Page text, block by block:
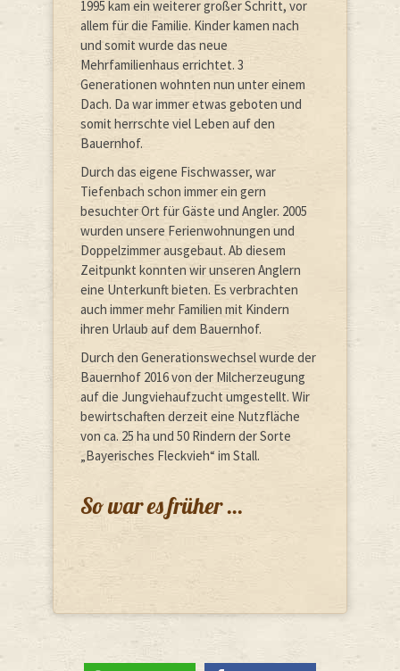
1995 kam ein weiterer großer Schritt, vor
allem für die Familie. Kinder kamen nach
und somit wurde das neue
Mehrfamilienhaus errichtet. 3
Generationen wohnten nun unter einem
Dach. Da war immer etwas geboten und
somit herrschte viel Leben auf den
Bauernhof.
Durch das eigene Fischwasser, war
Tiefenbach schon immer ein gern
besuchter Ort für Gäste und Angler. 2005
wurden unsere Ferienwohnungen und
Doppelzimmer ausgebaut. Ab diesem
Zeitpunkt konnten wir unseren Anglern
eine Unterkunft bieten. Es verbrachten
auch immer mehr Familien mit Kindern
ihren Urlaub auf dem Bauernhof.
Durch den Generationswechsel wurde der
Bauernhof 2016 von der Milcherzeugung
auf die Jungviehaufzucht umgestellt. Wir
bewirtschaften derzeit eine Nutzfläche
von ca. 25 ha und 50 Rindern der Sorte
„Bayerisches Fleckvieh“ im Stall.
So war es früher …